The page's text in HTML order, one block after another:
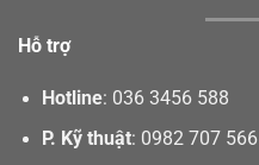
Hỗ trợ
Hotline: 036 3456 588
P. Kỹ thuật: 0982 707 566